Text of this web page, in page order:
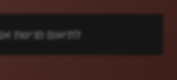
לתיאום פגישת